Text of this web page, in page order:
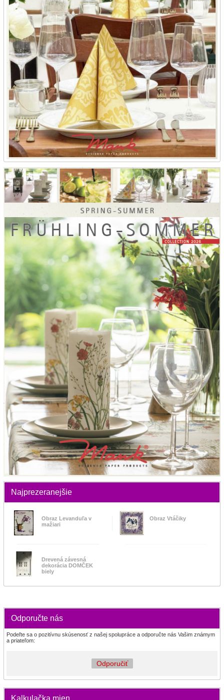
Najprezeranejšie
Obraz Levanduľa v
mažiari
Obraz Vtáčiky
Drevená závesná
dekorácia DOMČEK
biely
Odporučte nás
Podeľte sa o pozitívnu skúsenosť z našej spolupráce a odporučte nás Vašim známym
a priateľom:
Odporučiť